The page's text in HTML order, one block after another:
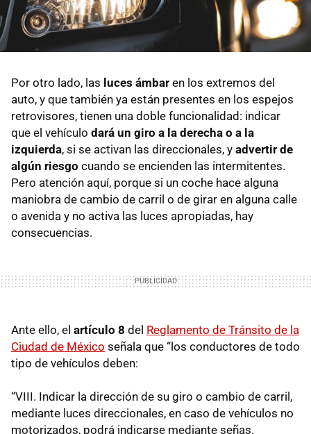
Por otro lado, las luces ámbar en los extremos del
auto, y que también ya están presentes en los espejos
retrovisores, tienen una doble funcionalidad: indicar
que el vehículo dará un giro a la derecha o a la
izquierda, si se activan las direccionales, y advertir de
algún riesgo cuando se encienden las intermitentes.
Pero atención aquí, porque si un coche hace alguna
maniobra de cambio de carril o de girar en alguna calle
o avenida y no activa las luces apropiadas, hay
consecuencias.
Ante ello, el artículo 8 del Reglamento de Tránsito de la
Ciudad de México señala que “los conductores de todo
tipo de vehículos deben:
“VIII. Indicar la dirección de su giro o cambio de carril,
mediante luces direccionales, en caso de vehículos no
motorizados, podrá indicarse mediante señas.